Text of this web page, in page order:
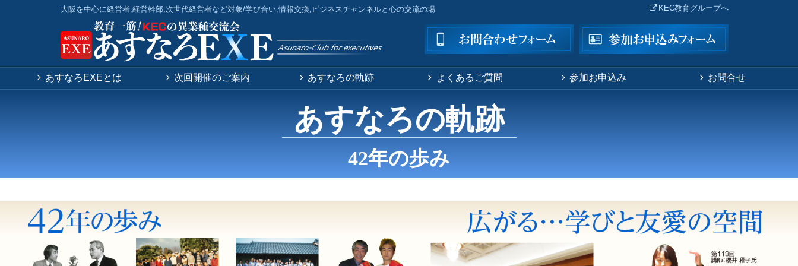
大阪を中心に経営者,経営幹部,次世代経営者など対象/学び合い,情報交換,ビジネスチャンネルと心の交流の場 KEC教育グループへ
あすなろEXEとは 次回開催のご案内 あすなろの軌跡 よくあるご質問 参加お申込み お問合せ
あすなろの軌跡
42年の歩み